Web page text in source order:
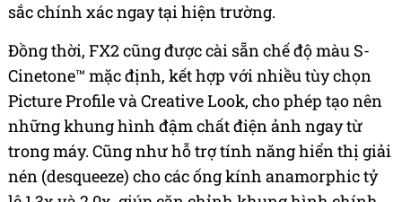
sắc chính xác ngay tại hiện trường.
Đồng thời, FX2 cũng được cài sẵn chế độ màu S-
Cinetone™ mặc định, kết hợp với nhiều tùy chọn
Picture Profile và Creative Look, cho phép tạo nên
những khung hình đậm chất điện ảnh ngay từ
trong máy. Cũng như hỗ trợ tính năng hiển thị giải
nén (desqueeze) cho các ống kính anamorphic tỷ